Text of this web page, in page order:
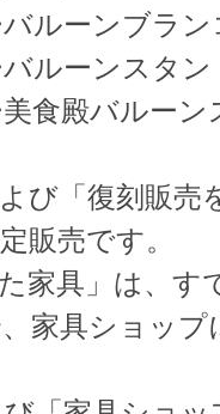
バルーンブラン
バルーンスタン
食殿バルー
び「復刻販売
販売です。
家具」は、す
家具ショッ